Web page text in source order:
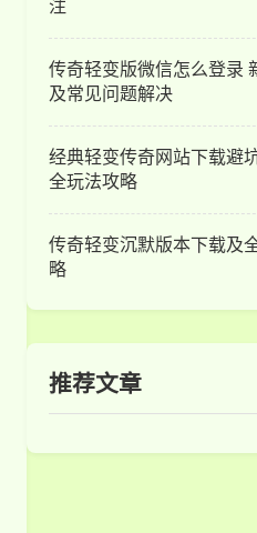
注
传奇轻变版微信怎么登录
及常见问题解决
经典轻变传奇网站下载避
全玩法攻略
传奇轻变沉默版本下载及
略
推荐文章